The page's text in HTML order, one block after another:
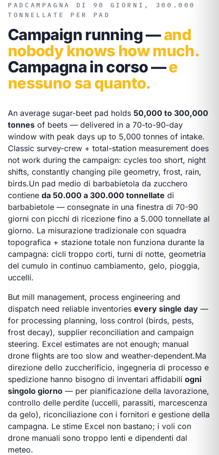
PAD CAMPAGNA DI 90 GIORNI, 300.000
TONNELLATE PER PAD
Campaign running —and
nobody knows how much.
Campagna in corso —e
nessuno sa quanto.
An average sugar-beet pad holds 50,000 to 300,000
tonnes of beets — delivered in a 70-to-90-day
window with peak days up to 5,000 tonnes of intake.
Classic survey-crew + total-station measurement does
not work during the campaign: cycles too short, night
shifts, constantly changing pile geometry, frost, rain,
birds.Un pad medio di barbabietola da zucchero
contiene da 50.000 a 300.000 tonnellate di
barbabietole — consegnate in una finestra di 70-90
giorni con picchi di ricezione fino a 5.000 tonnellate al
giorno. La misurazione tradizionale con squadra
topografica + stazione totale non funziona durante la
campagna: cicli troppo corti, turni di notte, geometria
del cumulo in continuo cambiamento, gelo, pioggia,
uccelli.
But mill management, process engineering and
dispatch need reliable inventories every single day —
for processing planning, loss control (birds, pests,
frost decay), supplier reconciliation and campaign
steering. Excel estimates are not enough; manual
drone flights are too slow and weather-dependent.Ma
direzione dello zuccherificio, ingegneria di processo e
spedizione hanno bisogno di inventari affidabili ogni
singolo giorno — per pianificazione della lavorazione,
controllo delle perdite (uccelli, parassiti, marcescenza
da gelo), riconciliazione con i fornitori e gestione della
campagna. Le stime Excel non bastano; i voli con
drone manuali sono troppo lenti e dipendenti dal
meteo.